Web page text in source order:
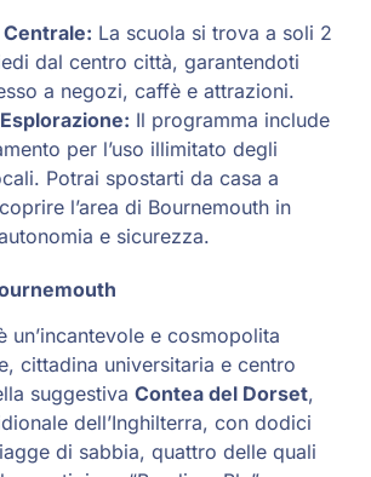
La scuola si trova a soli 2
dal centro città, garantendoti
a negozi, caffè e attrazioni.
Il programma include
per l’uso illimitato degli
Potrai spostarti da casa a
l’area di Bournemouth in
e sicurezza.
un’incantevole e cosmopolita
cittadina universitaria e centro
suggestiva Contea del Dorset,
dell’Inghilterra, con dodici
di sabbia, quattro delle quali